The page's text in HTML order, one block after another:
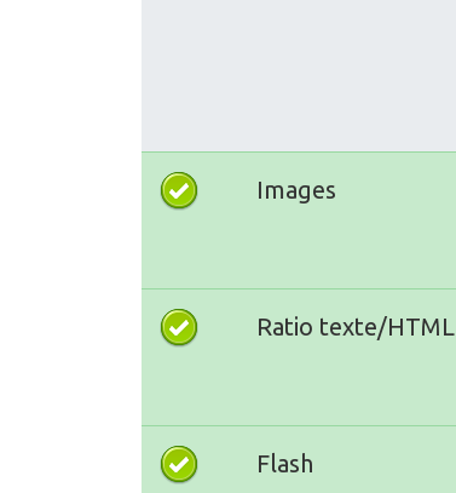
Images
Ratio texte/HTML
Flash